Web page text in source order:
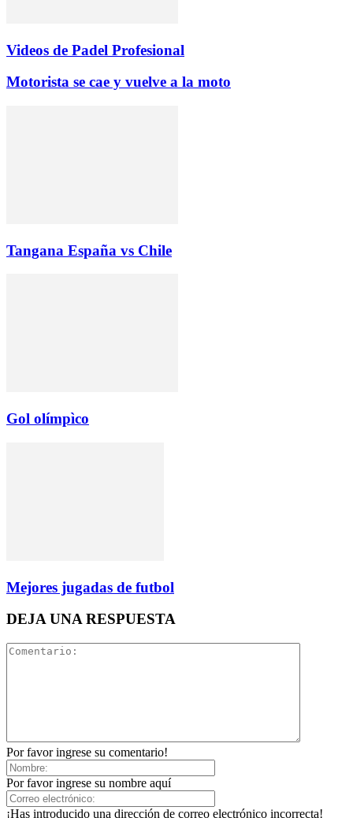
Videos de Padel Profesional
Motorista se cae y vuelve a la moto
Tangana España vs Chile
Gol olímpìco
Mejores jugadas de futbol
DEJA UNA RESPUESTA
Por favor ingrese su comentario!
Por favor ingrese su nombre aquí
¡Has introducido una dirección de correo electrónico incorrecta!